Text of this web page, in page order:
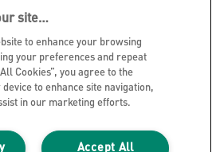
site…
to enhance your browsing
your preferences and repeat
Cookies”, you agree to the
to enhance site navigation,
in our marketing efforts.
Accept All